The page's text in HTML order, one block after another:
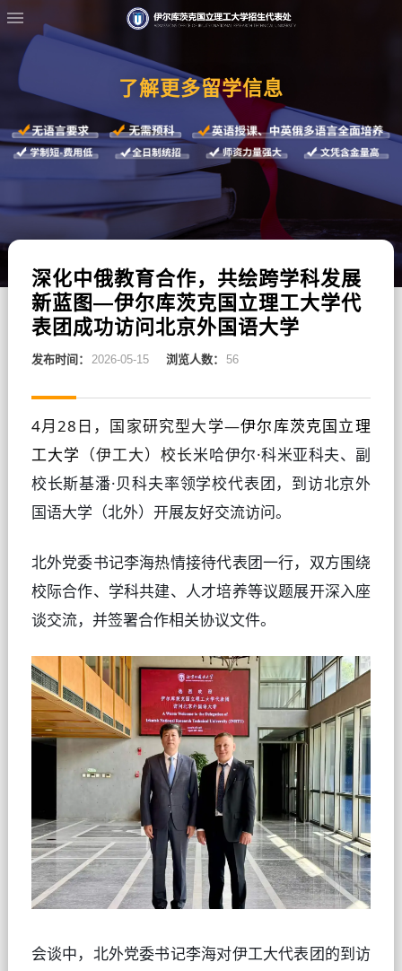
了解更多留学信息
深化中俄教育合作，共绘跨学科发展
新蓝图—伊尔库茨克国立理工大学代
表团成功访问北京外国语大学
发布时间： 2026-05-15 浏览人数： 56
4月28日，国家研究型大学—伊尔库茨克国立理
工大学 （伊工大）校长米哈伊尔·科米亚科夫、副
校长斯基潘·贝科夫率领学校代表团，到访北京外
国语大学（北外）开展友好交流访问。
北外党委书记李海热情接待代表团一行，双方围绕
校际合作、学科共建、人才培养等议题展开深入座
谈交流，并签署合作相关协议文件。
会谈中，北外党委书记李海对伊工大代表团的到访